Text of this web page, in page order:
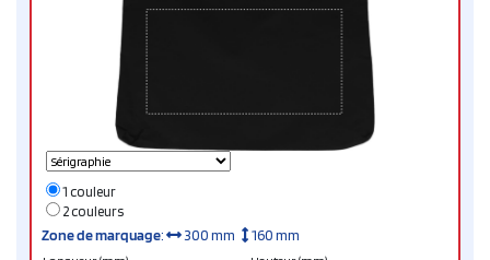
1 couleur
2 couleurs
Zone de marquage: 300 mm 160 mm